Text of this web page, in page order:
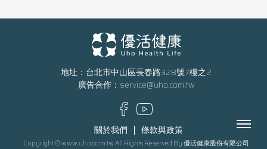
民眾遠離HPV病毒相關癌症。 台灣年輕病友協會期望透過此次的
「聯合城市健康論壇」，聯合北北中三都之力，共同致力於癌症預
防，鼓勵民眾積極透過如癌症篩檢、肝炎篩檢與疫苗接種等公衛手
段，保護民眾遠離癌症威脅。
（前一晚11時後，禁食8小時至當天「空腹」受檢，主辦單位提供餐
點），四癌篩檢則不需空腹。免費篩檢對象資格： 成人健康檢查：
40-64歲，每3年1次，65歲以上每年1次。 四癌篩檢：(1)乳房攝影檢
糞便潛血檢查50-74歲，每2年1次、(4)口腔黏膜檢查30歲以上，嚼
以主辦單位最新訊息為準，因此參加本活動前請先洽詢主辦單位再
做確認，以免臨時異動或取消。）名稱：苗栗市「健康篩檢，
『樂』來越有趣」時間：107年3月24日星期（六）上午07：30至
地址：台北市中山區長春路328號7樓之2
廣告合作： service@uho.com.tw
關於我們 條款與政策
Copyright © www.uho.com.tw All Rights Reserved By 優活健康股份有限公司
Menu